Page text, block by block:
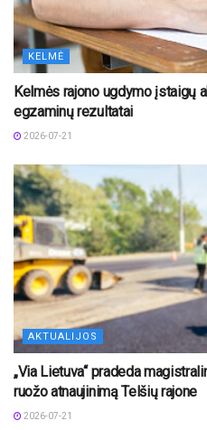
KELMĖ
Kelmės rajono ugdymo įstaigų
egzaminų rezultatai
2026-07-21
AKTUALIJOS
„Via Lietuva“ pradeda
ruožo atnaujinimą Telšių rajone
2026-07-21